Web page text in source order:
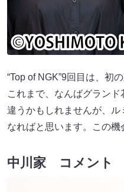
“Top of NGK”9回目は、初
これまで、なんばグラン
違うかもしれませんが、
なればと思います。この機
中川家 コメント